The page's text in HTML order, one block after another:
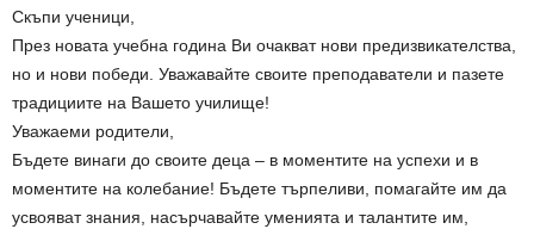
Скъпи ученици,
През новата учебна година Ви очакват нови предизвикателства,
но и нови победи. Уважавайте своите преподаватели и пазете
традициите на Вашето училище!
Уважаеми родители,
Бъдете винаги до своите деца – в моментите на успехи и в
моментите на колебание! Бъдете търпеливи, помагайте им да
усвояват знания, насърчавайте уменията и талантите им,